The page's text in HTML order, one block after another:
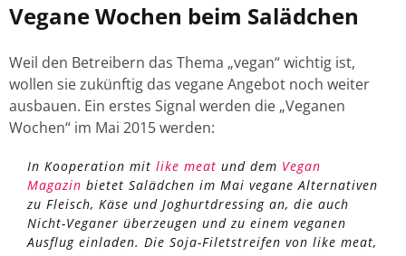
Vegane Wochen beim Salädchen
Weil den Betreibern das Thema „vegan“ wichtig ist,
wollen sie zukünftig das vegane Angebot noch weiter
ausbauen. Ein erstes Signal werden die „Veganen
Wochen“ im Mai 2015 werden:
In Kooperation mit like meat und dem Vegan
Magazin bietet Salädchen im Mai vegane Alternativen
zu Fleisch, Käse und Joghurtdressing an, die auch
Nicht-Veganer überzeugen und zu einem veganen
Ausflug einladen. Die Soja-Filetstreifen von like meat,